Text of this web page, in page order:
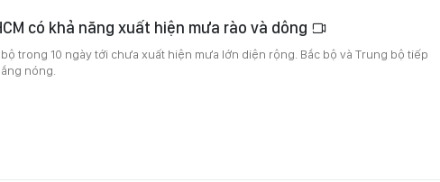
có khả năng xuất hiện mưa rào và dông
bộ trong 10 ngày tới chưa xuất hiện mưa lớn diện rộng. Bắc bộ và Trung bộ tiếp
nóng.